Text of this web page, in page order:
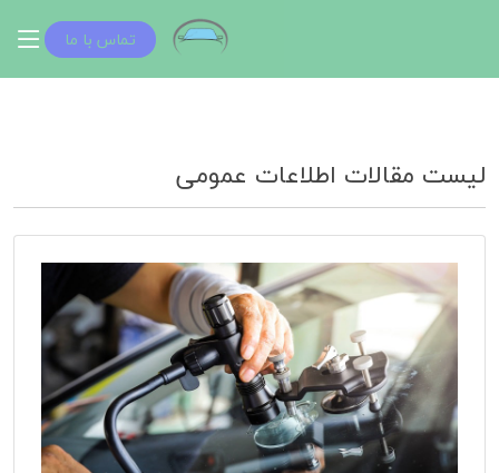
تماس با ما
لیست مقالات اطلاعات عمومی